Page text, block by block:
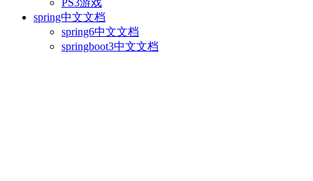
PS3游戏
spring中文文档
spring6中文文档
springboot3中文文档